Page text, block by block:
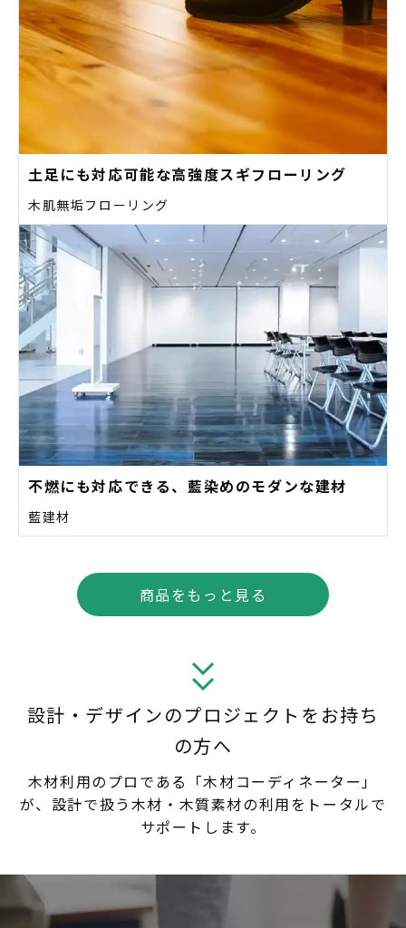
土足にも対応可能な高強度スギフローリング
木肌無垢フローリング
不燃にも対応できる、藍染めのモダンな建材
藍建材
商品をもっと見る
設計・デザインのプロジェクトをお持ち
の方へ
木材利用のプロである「木材コーディネーター」
が、設計で扱う木材・木質素材の利用をトータルで
サポートします。